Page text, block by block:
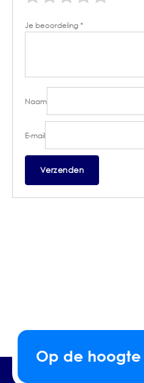
Je beoordeling*
Naam
E-mail
Op de